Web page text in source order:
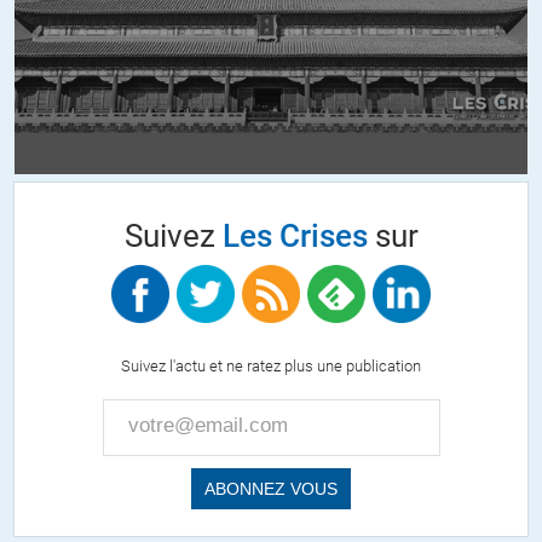
Mais de quoi on parle.
On parle d’une crise sans précédent avec des ramifications multiples.
Avec plusieurs vecteurs convergents qui oblitère toute « recette »
historique.
2°)- Une crise systémique bancaire qui découle partiellement de cette
crise obligataire. Et des actifs pourris qui subsiste dans leurs
compte. Avec comme conséquence directe et actuelle une crise de
Qui depuis 2008 connait une accélération sous forme de phénomène
Suivez Les Crisessur
Suivez l'actu et ne ratez plus une publication